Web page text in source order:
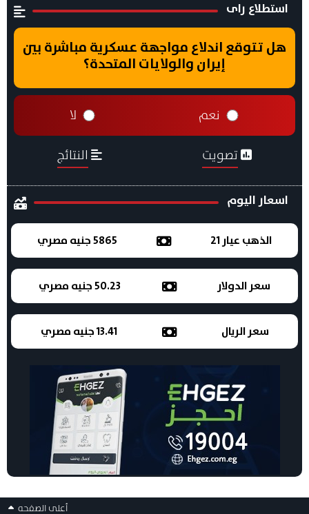
استطلاع راى
هل تتوقع اندلاع مواجهة عسكرية مباشرة بين
إيران والولايات المتحدة؟
نعم لا
تصويت النتائج
اسعار اليوم
الذهب عيار 21 5865 جنيه مصري
سعر الدولار 50.23 جنيه مصري
سعر الريال 13.41 جنيه مصري
أعلى الصفحه